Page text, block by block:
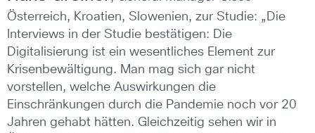
Österreich, Kroatien, Slowenien, zur Studie: „Die
Interviews in der Studie bestätigen: Die
Digitalisierung ist ein wesentliches Element zur
Krisenbewältigung. Man mag sich gar nicht
vorstellen, welche Auswirkungen die
Einschränkungen durch die Pandemie noch vor 20
Jahren gehabt hätten. Gleichzeitig sehen wir in